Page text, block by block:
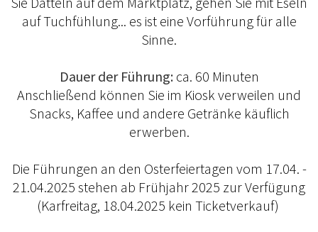
auf Tuchfühlung... es ist eine Vorführung für alle
Sinne.
Dauer der Führung:ca. 60 Minuten
Anschließend können Sie im Kiosk verweilen und
Snacks, Kaffee und andere Getränke käuflich
erwerben.
Die Führungen an den Osterfeiertagen vom 17.04. -
21.04.2025 stehen ab Frühjahr 2025 zur Verfügung
(Karfreitag, 18.04.2025 kein Ticketverkauf)